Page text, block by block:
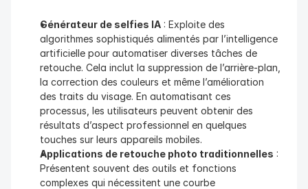
Générateur de selfies IA : Exploite des
algorithmes sophistiqués alimentés par l’intelligence
artificielle pour automatiser diverses tâches de
retouche. Cela inclut la suppression de l’arrière-plan,
la correction des couleurs et même l’amélioration
des traits du visage. En automatisant ces
processus, les utilisateurs peuvent obtenir des
résultats d’aspect professionnel en quelques
touches sur leurs appareils mobiles.
Applications de retouche photo traditionnelles :
Présentent souvent des outils et fonctions
complexes qui nécessitent une courbe